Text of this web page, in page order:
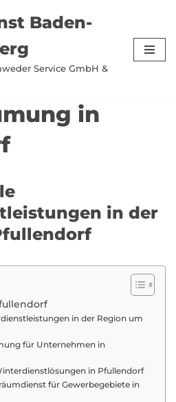
Baden-
Service GmbH &
in
in der
in der Region um
für Unternehmen in
in Pfullendorf
für Gewerbegebiete in